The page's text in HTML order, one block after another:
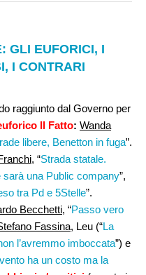
GLI EUFORICI, I
I CONTRARI
raggiunto dal Governo per
Il Fatto: Wanda
libere, Benetton in fuga”.
“Strada statale.
sarà una Public company”,
tra Pd e 5Stelle”.
Becchetti, “Passo vero
Fassina, Leu (“La
l’avremmo imboccata”) e
ha un costo ma la